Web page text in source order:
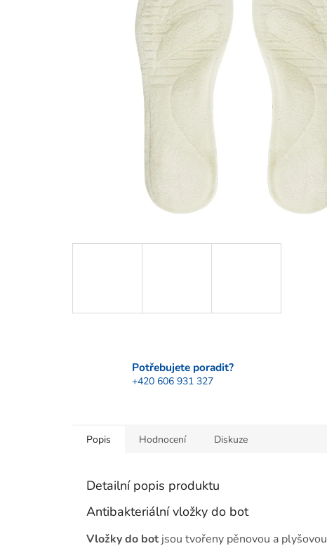
Potřebujete poradit?
+420 606 931 327
Popis Hodnocení Diskuze
Detailní popis produktu
Antibakteriální vložky do bot
Vložky do bot jsou tvořeny pěnovou a